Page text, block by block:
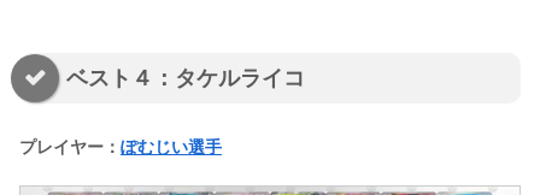
ベスト４：タケルライコ
プレイヤー： ぽむじい選手